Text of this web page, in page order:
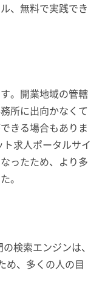
、無料で実践でき
。開業地域の管轄
所に出向かなくて
きる場合もありま
求人ポータルサイ
ったため、より多
。
検索エンジンは、
め、多くの人の目